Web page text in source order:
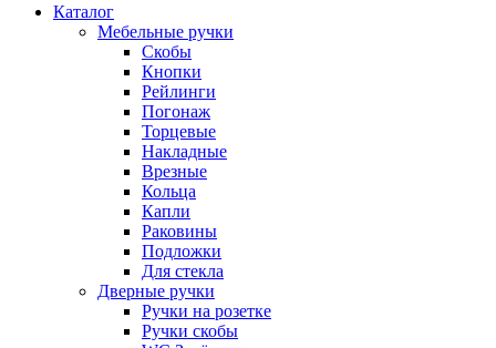
Каталог
Мебельные ручки
Скобы
Кнопки
Рейлинги
Погонаж
Торцевые
Накладные
Врезные
Кольца
Капли
Раковины
Подложки
Для стекла
Дверные ручки
Ручки на розетке
Ручки скобы